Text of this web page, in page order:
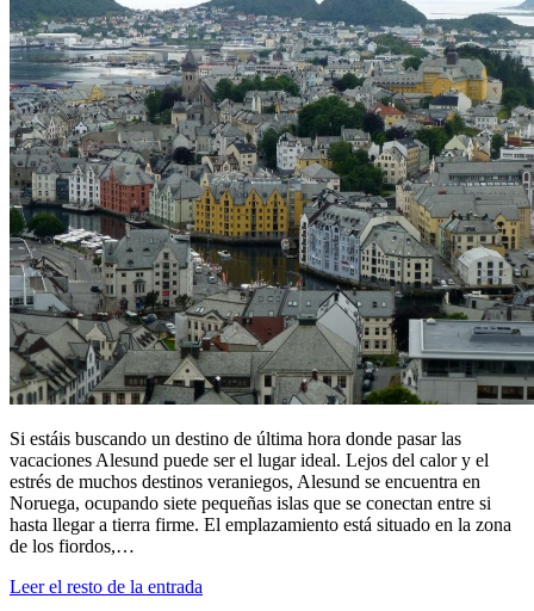
Si estáis buscando un destino de última hora donde pasar las
vacaciones Alesund puede ser el lugar ideal. Lejos del calor y el
estrés de muchos destinos veraniegos, Alesund se encuentra en
Noruega, ocupando siete pequeñas islas que se conectan entre si
hasta llegar a tierra firme. El emplazamiento está situado en la zona
de los fiordos,…
Leer el resto de la entrada